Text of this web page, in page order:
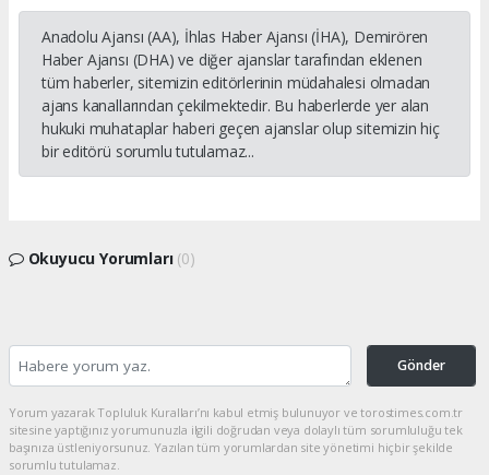
Anadolu Ajansı (AA), İhlas Haber Ajansı (İHA), Demirören
Haber Ajansı (DHA) ve diğer ajanslar tarafından eklenen
tüm haberler, sitemizin editörlerinin müdahalesi olmadan
ajans kanallarından çekilmektedir. Bu haberlerde yer alan
hukuki muhataplar haberi geçen ajanslar olup sitemizin hiç
bir editörü sorumlu tutulamaz...
Okuyucu Yorumları (0)
Gönder
Yorum yazarak Topluluk Kuralları’nı kabul etmiş bulunuyor ve torostimes.com.tr
sitesine yaptığınız yorumunuzla ilgili doğrudan veya dolaylı tüm sorumluluğu tek
başınıza üstleniyorsunuz. Yazılan tüm yorumlardan site yönetimi hiçbir şekilde
sorumlu tutulamaz.